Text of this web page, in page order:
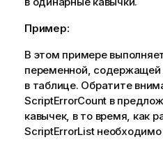
Пример:
В этом примере
переменной, содержащей
в таблице. Обратите
ScriptErrorCount в
кавычек, в то время, как
ScriptErrorListнеобходимо